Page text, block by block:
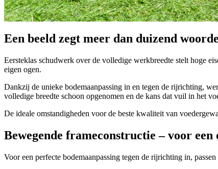
Een beeld zegt meer dan duizend
Eersteklas schudwerk over de volledige werkbreedte stelt hoge
eigen ogen.
Dankzij de unieke bodemaanpassing in en tegen de rijrichting,
volledige breedte schoon opgenomen en de kans dat vuil in het
De ideale omstandigheden voor de beste kwaliteit van
Bewegende frameconstructie – voor
Voor een perfecte bodemaanpassing tegen de rijrichting in,